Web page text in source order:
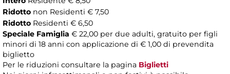
Ridotto non Residenti € 7,50
Ridotto Residenti € 6,50
Speciale Famiglia € 22,00 per due adulti, gratuito per figli
minori di 18 anni con applicazione di € 1,00 di prevendita
biglietto
Per le riduzioni consultare la pagina Biglietti